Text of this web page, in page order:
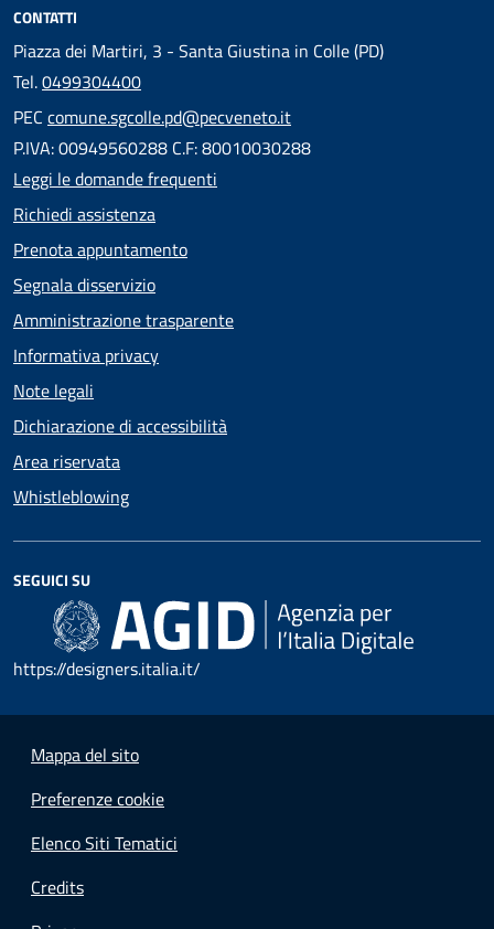
CONTATTI
Piazza dei Martiri, 3 - Santa Giustina in Colle (PD)
Tel.0499304400
PEC comune.sgcolle.pd@pecveneto.it
P.IVA: 00949560288 C.F: 80010030288
Leggi le domande frequenti
Richiedi assistenza
Prenota appuntamento
Segnala disservizio
Amministrazione trasparente
Informativa privacy
Note legali
Dichiarazione di accessibilità
Area riservata
Whistleblowing
SEGUICI SU
https://designers.italia.it/
Mappa del sito
Preferenze cookie
Elenco Siti Tematici
Credits